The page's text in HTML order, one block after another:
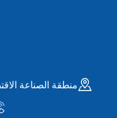
منطقة الصناعة